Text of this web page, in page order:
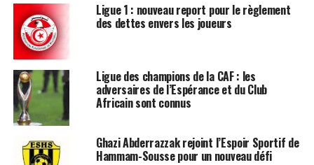
Ligue 1 : nouveau report pour le règlement
des dettes envers les joueurs
Ligue des champions de la CAF : les
adversaires de l’Espérance et du Club
Africain sont connus
Ghazi Abderrazzak rejoint l’Espoir Sportif de
Hammam-Sousse pour un nouveau défi